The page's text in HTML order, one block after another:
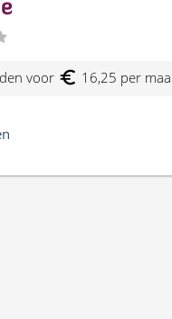
voor 16,25 per